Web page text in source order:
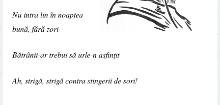
Nu intra lin în noaptea
bună, fără zori
Bătrânii-ar trebui să urle-n asﬁnțit
Ah, strigă, strigă contra stingerii de sori!